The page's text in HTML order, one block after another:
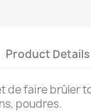
Product Details
de faire brûler
poudres.